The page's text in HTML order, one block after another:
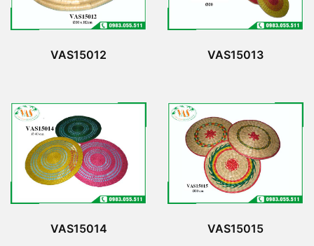
VAS15012 VAS15013
VAS15014 VAS15015